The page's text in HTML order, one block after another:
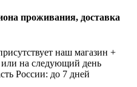
проживания, доставка
наш магазин +
или на следующий день
России: до 7 дней